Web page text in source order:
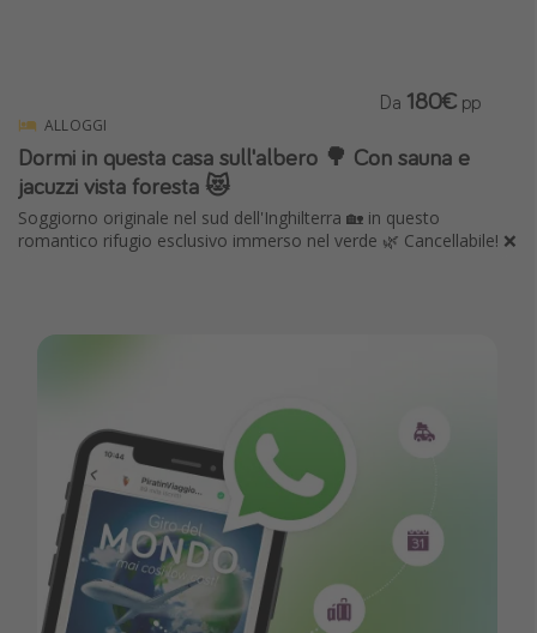
ALLOGGI
Dormi in questa casa sull'albero 🌳 Con sauna e
jacuzzi vista foresta 😻
Soggiorno originale nel sud dell'Inghilterra 🏡 in questo
romantico rifugio esclusivo immerso nel verde 🌿 Cancellabile! ❌
Da 180€ pp